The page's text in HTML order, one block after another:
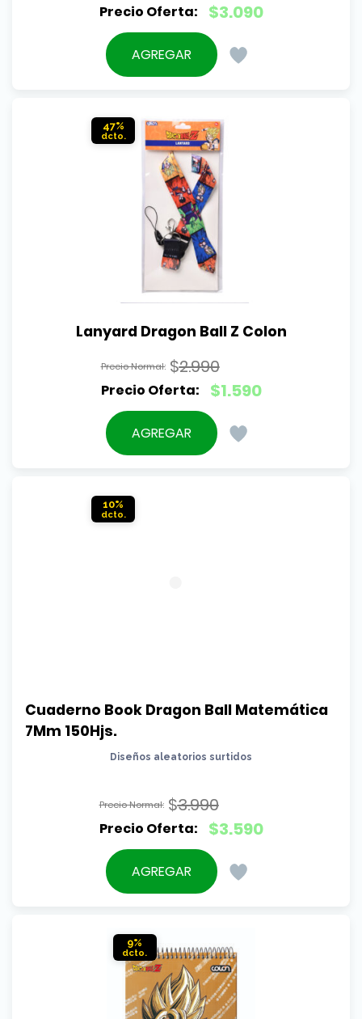
El
precio
original
$3.090
El
precio
actual
AGREGAR
47%
Lanyard Dragon Ball Z Colon
$2.990
El
precio
original
$1.590
El
precio
actual
AGREGAR
10%
Cuaderno Book Dragon Ball Matemática
7Mm 150Hjs.
Diseños aleatorios surtidos
$3.990
El
precio
original
$3.590
El
precio
actual
AGREGAR
9%